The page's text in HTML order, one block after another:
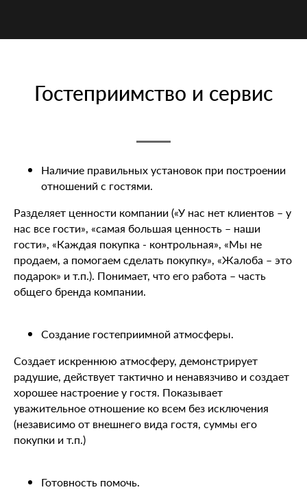
Гостеприимство и сервис
Наличие правильных установок при построении
отношений с гостями.
Разделяет ценности компании («У нас нет клиентов – у
нас все гости», «самая большая ценность – наши
гости», «Каждая покупка - контрольная», «Мы не
продаем, а помогаем сделать покупку», «Жалоба – это
подарок» и т.п.). Понимает, что его работа – часть
общего бренда компании.
Создание гостеприимной атмосферы.
Создает искреннюю атмосферу, демонстрирует
радушие, действует тактично и ненавязчиво и создает
хорошее настроение у гостя. Показывает
уважительное отношение ко всем без исключения
(независимо от внешнего вида гостя, суммы его
покупки и т.п.)
Готовность помочь.